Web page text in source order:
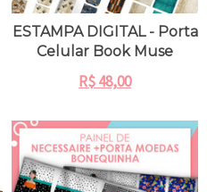
ESTAMPA DIGITAL - Porta
Celular Book Muse
R$48,00